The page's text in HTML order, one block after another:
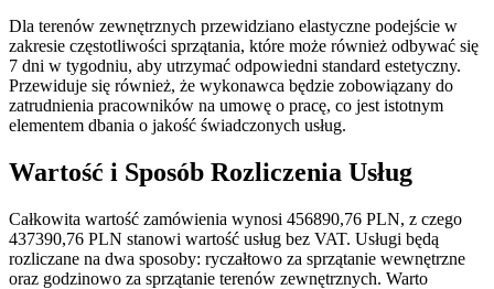
Dla terenów zewnętrznych przewidziano elastyczne podejście w
zakresie częstotliwości sprzątania, które może również odbywać się
7 dni w tygodniu, aby utrzymać odpowiedni standard estetyczny.
Przewiduje się również, że wykonawca będzie zobowiązany do
zatrudnienia pracowników na umowę o pracę, co jest istotnym
elementem dbania o jakość świadczonych usług.
Wartość i Sposób Rozliczenia Usług
Całkowita wartość zamówienia wynosi 456890,76 PLN, z czego
437390,76 PLN stanowi wartość usług bez VAT. Usługi będą
rozliczane na dwa sposoby: ryczałtowo za sprzątanie wewnętrzne
oraz godzinowo za sprzątanie terenów zewnętrznych. Warto